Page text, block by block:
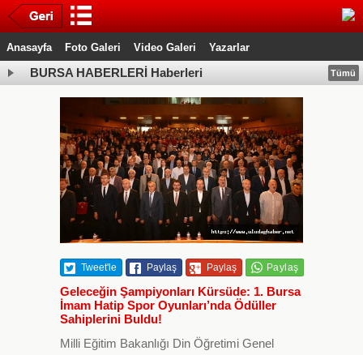
Anasayfa Foto Galeri Video Galeri Yazarlar
BURSA HABERLERİ Haberleri Tümü
Tweet'le Paylaş Paylaş
Geleceğin Şampiyonları Kürsüde: 1. Bursa
İmam Hatip Spor Oyunları’nda Ödüller
Sahiplerini Buldu!
Milli Eğitim Bakanlığı Din Öğretimi Genel